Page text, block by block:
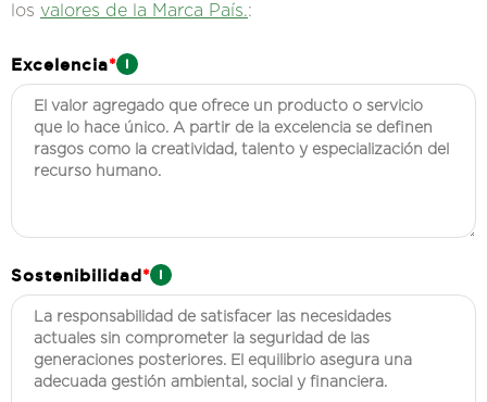
los valores de la Marca País.:
Excelencia*
Sostenibilidad*